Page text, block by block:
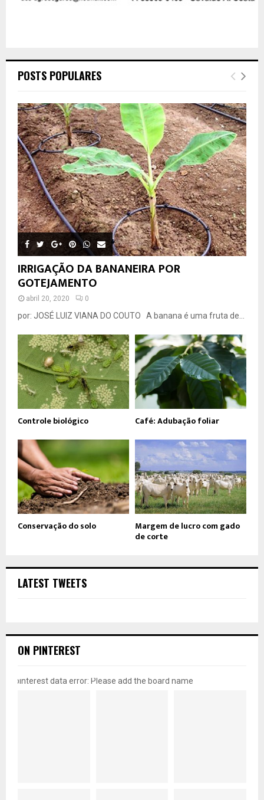
POSTS POPULARES
IRRIGAÇÃO DA BANANEIRA POR
GOTEJAMENTO
abril 20, 2020 0
por: JOSÉ LUIZ VIANA DO COUTO A banana é uma fruta de...
Controle biológico Café: Adubação foliar
Conservação do solo Margem de lucro com gado
de corte
LATEST TWEETS
ON PINTEREST
pinterest data error: Please add the board name